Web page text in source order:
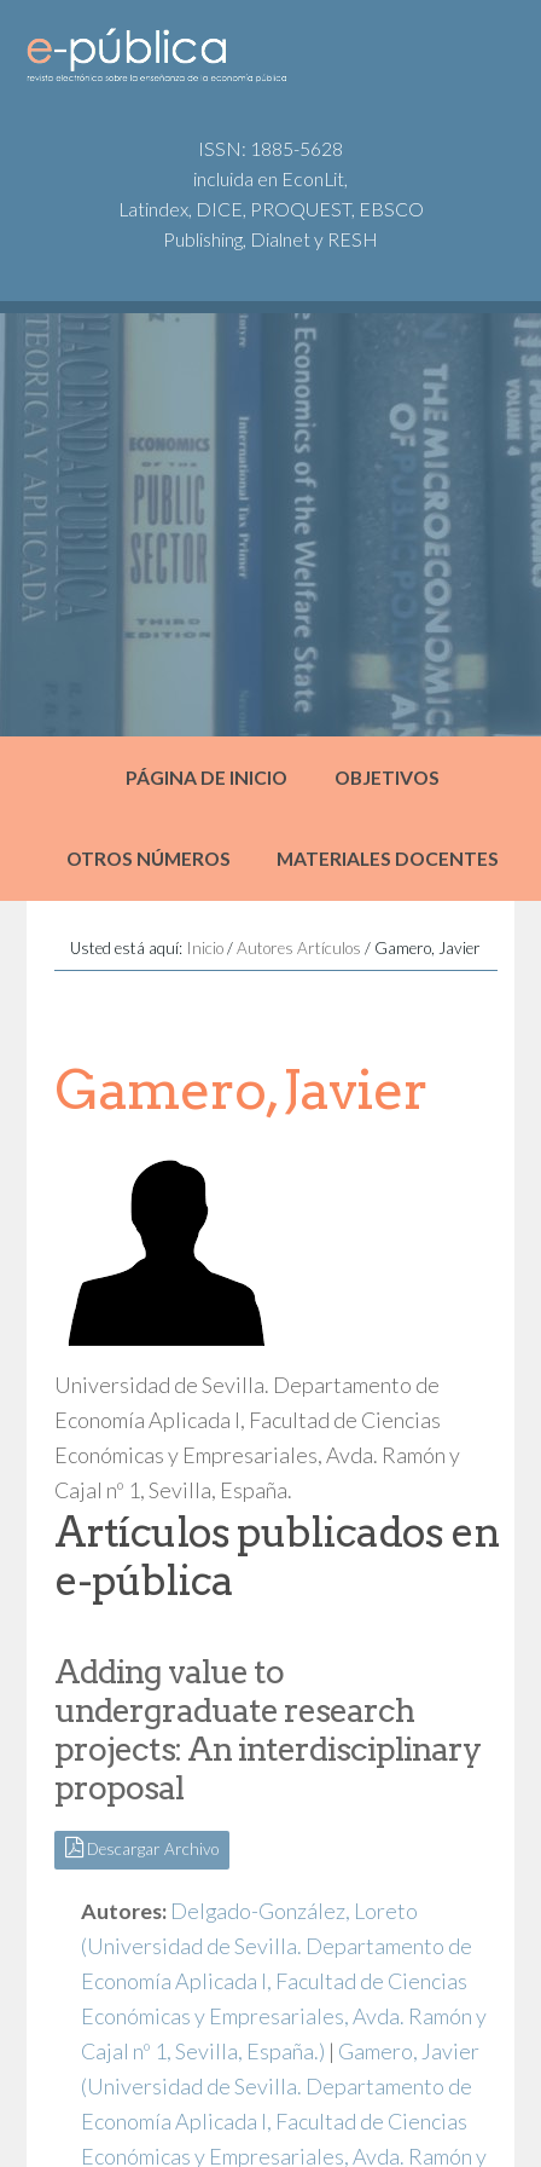
ISSN: 1885-5628
incluida en EconLit,
Latindex, DICE, PROQUEST, EBSCO
Publishing, Dialnet y RESH
PÁGINA DE INICIO OBJETIVOS
OTROS NÚMEROS MATERIALES DOCENTES
Usted está aquí: Inicio / Autores Artículos / Gamero, Javier
Gamero, Javier
Universidad de Sevilla. Departamento de
Economía Aplicada I, Facultad de Ciencias
Económicas y Empresariales, Avda. Ramón y
Cajal nº 1, Sevilla, España.
Artículos publicados en
e-pública
Adding value to
undergraduate research
projects: An interdisciplinary
proposal
Descargar Archivo
Autores: Delgado-González, Loreto
(Universidad de Sevilla. Departamento de
Economía Aplicada I, Facultad de Ciencias
Económicas y Empresariales, Avda. Ramón y
Cajal nº 1, Sevilla, España.) | Gamero, Javier
(Universidad de Sevilla. Departamento de
Economía Aplicada I, Facultad de Ciencias
Económicas y Empresariales, Avda. Ramón y